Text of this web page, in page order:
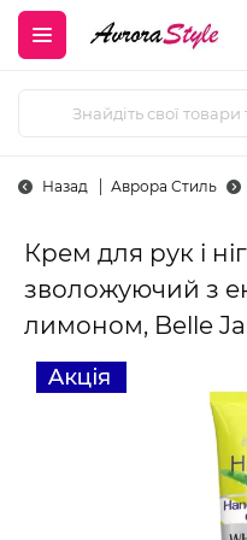
Назад Аврора Стиль
Крем для рук і
зволожуючий з
лимоном, Belle